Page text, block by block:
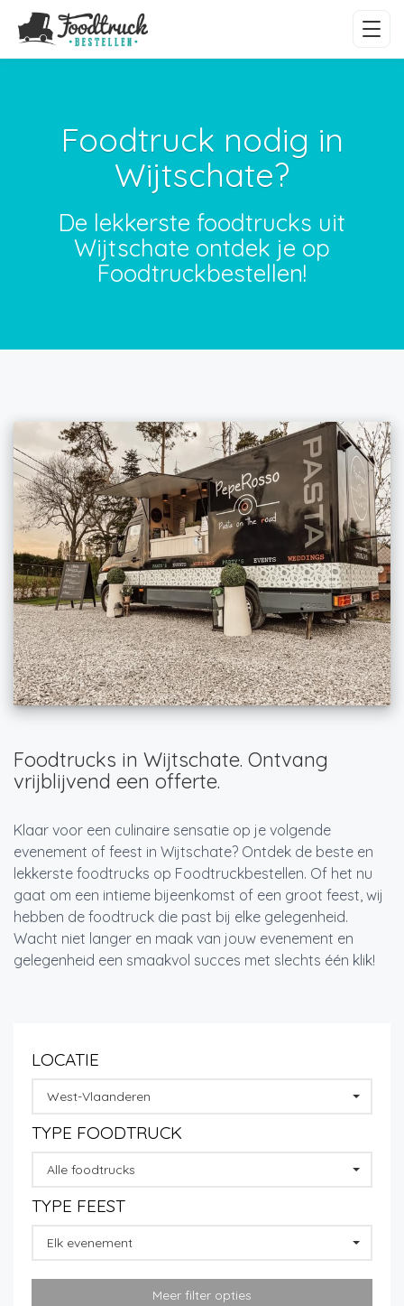
Foodtruck nodig in
Wijtschate?
De lekkerste foodtrucks uit
Wijtschate ontdek je op
Foodtruckbestellen!
Foodtrucks in Wijtschate. Ontvang
vrijblijvend een offerte.
Klaar voor een culinaire sensatie op je volgende
evenement of feest in Wijtschate? Ontdek de beste en
lekkerste foodtrucks op Foodtruckbestellen. Of het nu
gaat om een intieme bijeenkomst of een groot feest, wij
hebben de foodtruck die past bij elke gelegenheid.
Wacht niet langer en maak van jouw evenement en
gelegenheid een smaakvol succes met slechts één klik!
LOCATIE
West-Vlaanderen
TYPE FOODTRUCK
Alle foodtrucks
TYPE FEEST
Elk evenement
Meer filter opties